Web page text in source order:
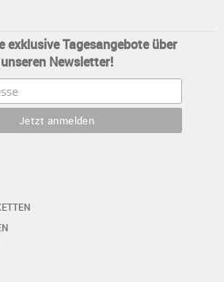
exklusive Tagesangebote über
unseren Newsletter!